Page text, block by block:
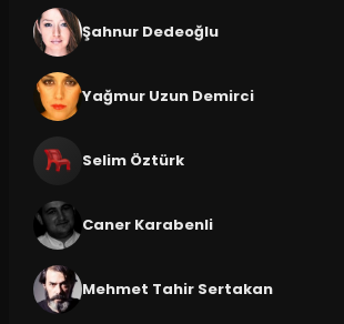
Şahnur Dedeoğlu
Yağmur Uzun Demirci
Selim Öztürk
Caner Karabenli
Mehmet Tahir Sertakan